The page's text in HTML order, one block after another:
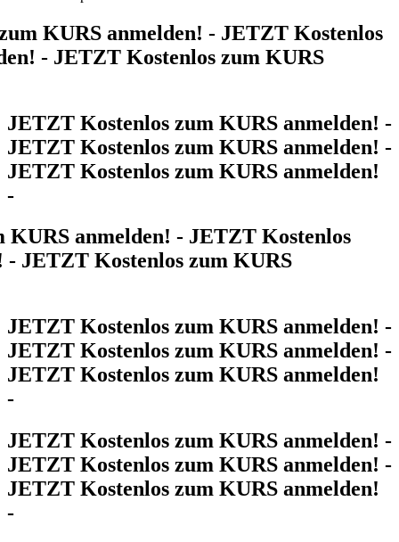
KURS anmelden! - JETZT Kostenlos
- JETZT Kostenlos zum KURS
JETZT Kostenlos zum KURS anmelden! -
JETZT Kostenlos zum KURS anmelden! -
JETZT Kostenlos zum KURS anmelden!
-
KURS anmelden! - JETZT Kostenlos
- JETZT Kostenlos zum KURS
JETZT Kostenlos zum KURS anmelden! -
JETZT Kostenlos zum KURS anmelden! -
JETZT Kostenlos zum KURS anmelden!
-
JETZT Kostenlos zum KURS anmelden! -
JETZT Kostenlos zum KURS anmelden! -
JETZT Kostenlos zum KURS anmelden!
-